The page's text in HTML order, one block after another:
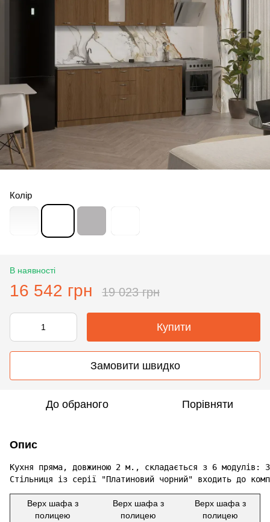
Колір
В наявності
16 542 грн 19 023 грн
Купити
Замовити швидко
До обраного Порівняти
Опис
Кухня пряма, довжиною 2 м., складається з 6 модулів:
Стільниця із серії "Платиновий чорний" входить до
Верх шафа з
полицею
Верх шафа з
полицею
Верх шафа з
полицею